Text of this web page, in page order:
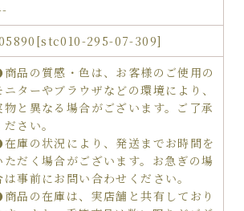
295-07-309]
品の質感・色は、お客様のご使用の
ニターやブラウザなどの環境により、
物と異なる場合がございます。ご了承
ださい。
庫の状況により、発送までお時間を
ただく場合がございます。お急ぎの場
は事前にお問い合わせください。
品の在庫は、実店舗と共有しており